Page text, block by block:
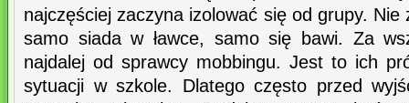
najczęściej zaczyna izolować się od grupy. Nie
samo siada w ławce, samo się bawi. Za
najdalej od sprawcy mobbingu. Jest to ich
sytuacji w szkole. Dlatego często przed